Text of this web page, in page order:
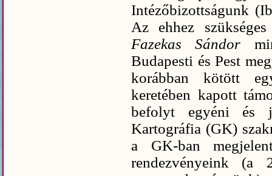
Intézőbizottságunk
Az ehhez
Fazekas Sándor
Budapesti és Pest
korábban kötött
keretében kapott
befolyt egyéni és
Kartográfia (GK)
a GK-ban
rendezvényeink (a